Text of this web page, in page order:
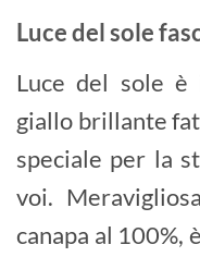
Luce del sole
Luce del sole
giallo brillante
speciale per la
voi.
canapa al 100%,